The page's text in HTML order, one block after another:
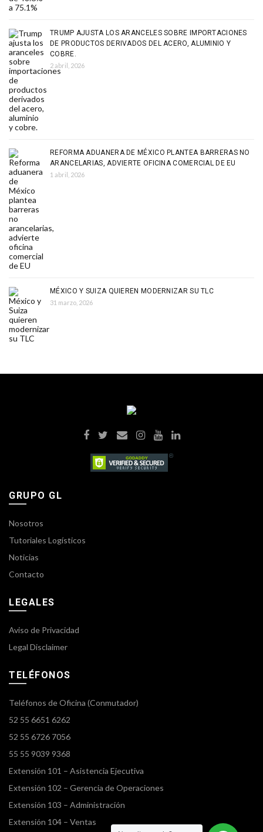
TRUMP AJUSTA LOS ARANCELES SOBRE IMPORTACIONES
DE PRODUCTOS DERIVADOS DEL ACERO, ALUMINIO Y
COBRE.
2 abril, 2026
REFORMA ADUANERA DE MÉXICO PLANTEA BARRERAS NO
ARANCELARIAS, ADVIERTE OFICINA COMERCIAL DE EU
1 abril, 2026
MÉXICO Y SUIZA QUIEREN MODERNIZAR SU TLC
31 marzo, 2026
GRUPO GL
Nosotros
Tutoriales Logísticos
Noticias
Contacto
LEGALES
Aviso de Privacidad
Legal Disclaimer
TELÉFONOS
Teléfonos de Oficina (Conmutador)
52 55 6651 6262
52 55 6726 7056
55 55 9039 9368
Extensión 101 – Asistencia Ejecutiva
Extensión 102 – Gerencia de Operaciones
Extensión 103 – Administración
Extensión 104 – Ventas